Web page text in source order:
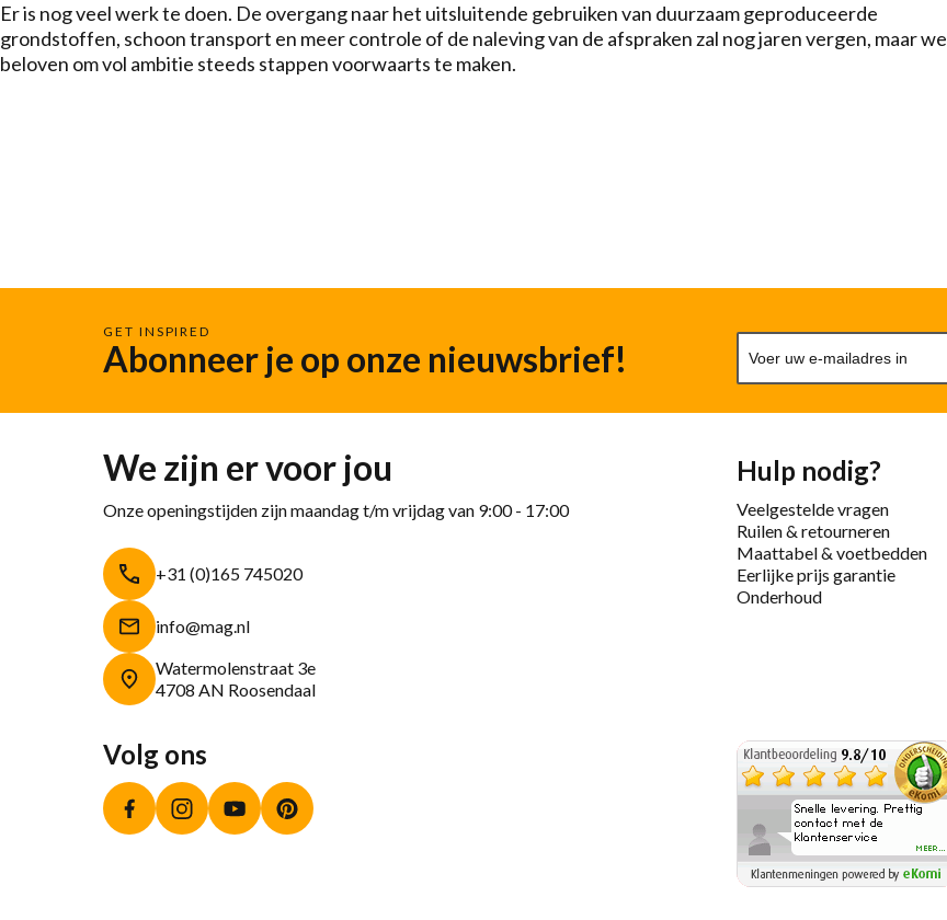
Er is nog veel werk te doen. De overgang naar het uitsluitende gebruiken van duurzaam geproduceerde
grondstoffen, schoon transport en meer controle of de naleving van de afspraken zal nog jaren vergen, maar we
beloven om vol ambitie steeds stappen voorwaarts te maken.
GET INSPIRED
Abonneer je op onze nieuwsbrief!
We zijn er voor jou
Onze openingstijden zijn maandag t/m vrijdag van 9:00 - 17:00
+31 (0)165 745020
info@mag.nl
Watermolenstraat 3e
4708 AN Roosendaal
Volg ons
FacebookInstagramYouTube
Hulp nodig?
Veelgestelde vragen
Ruilen & retourneren
Maattabel & voetbedden
Eerlijke prijs garantie
Onderhoud